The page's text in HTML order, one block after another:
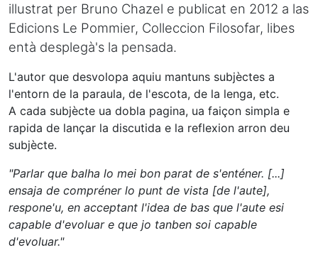
illustrat per Bruno Chazel e publicat en 2012 a las
Edicions Le Pommier, Colleccion Filosofar, libes
entà desplegà's la pensada.
L'autor que desvolopa aquiu mantuns subjèctes a
l'entorn de la paraula, de l'escota, de la lenga, etc.
A cada subjècte ua dobla pagina, ua faiçon simpla e
rapida de lançar la discutida e la reflexion arron deu
subjècte.
"Parlar que balha lo mei bon parat de s'enténer. [...]
ensaja de compréner lo punt de vista [de l'aute],
respone'u, en acceptant l'idea de bas que l'aute esi
capable d'evoluar e que jo tanben soi capable
d'evoluar."